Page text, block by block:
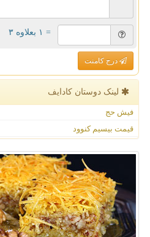
= ۱ بعلاوه ۳
درج کامنت
لینک دوستان كادایف
فیش حج
قیمت بیسیم کنوود